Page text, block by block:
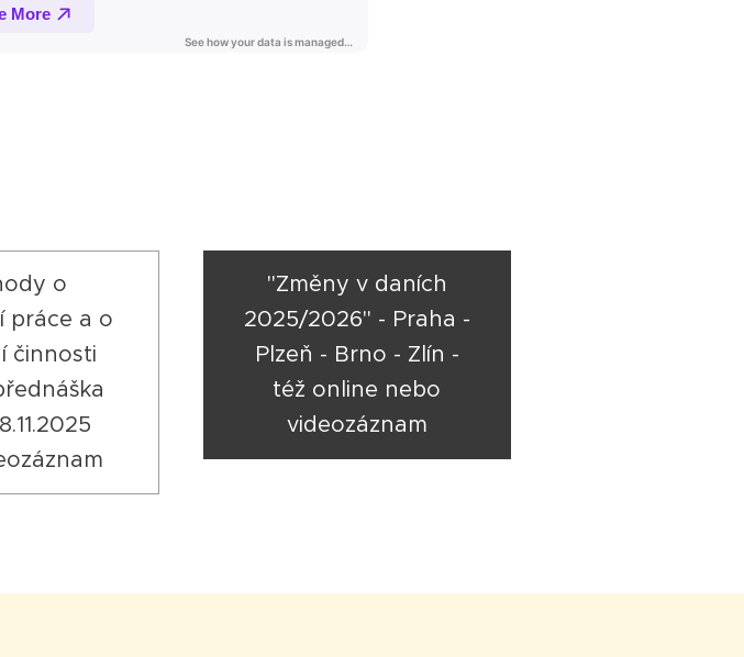
o
práce a o
činnosti
"Změny v daních
2025/2026" - Praha -
Plzeň - Brno - Zlín -
též online nebo
videozáznam